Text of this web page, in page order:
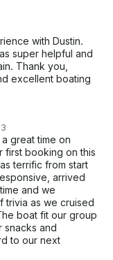
with Dustin.
super helpful and
Thank you,
excellent boating
great time on
first booking on this
terrific from start
arrived
and we
trivia as we cruised
boat fit our group
snacks and
to our next